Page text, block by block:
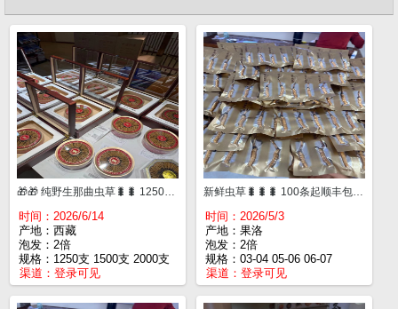
🎁🎁 纯野生那曲虫草🐛🐛 1250支¥65000一斤。 1500支¥52000一斤。 2000支¥40000一斤。 2500支¥33000一斤。 3000支¥29000一斤。
时间：2026/6/14
产地：西藏
泡发：2倍
规格：1250支 1500支 2000支
渠道： 登录可见
新鲜虫草🐛🐛🐛 100条起顺丰包邮✈️ 0.3-0.4规格：¥880/100条。 0506规格：¥1300/100条。 0607规格：¥1700/100条。 0708规格：¥2300/100条。 1.0规格：¥3100/100条。
时间：2026/5/3
产地：果洛
泡发：2倍
规格：03-04 05-06 06-07
渠道：登录可见